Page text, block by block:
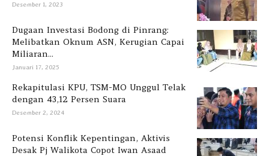
Desember 1, 2023
Dugaan Investasi Bodong di Pinrang:
Melibatkan Oknum ASN, Kerugian Capai
Miliaran...
Januari 17, 2025
Rekapitulasi KPU, TSM-MO Unggul Telak
dengan 43,12 Persen Suara
Desember 2, 2024
Potensi Konflik Kepentingan, Aktivis
Desak Pj Walikota Copot Iwan Asaad